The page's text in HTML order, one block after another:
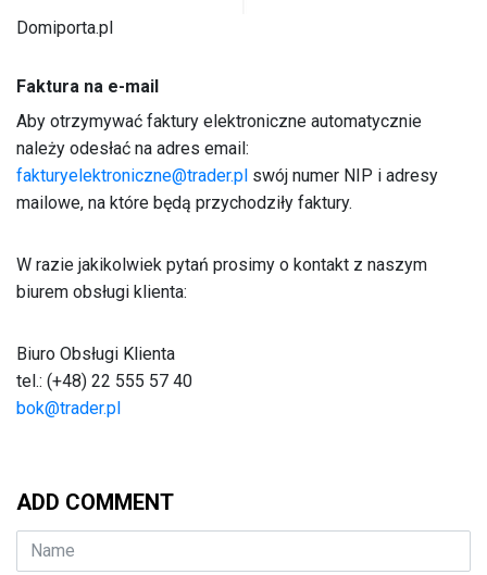
Domiporta.pl
Faktura na e-mail
Aby otrzymywać faktury elektroniczne automatycznie
należy odesłać na adres email:
fakturyelektroniczne@trader.pl swój numer NIP i adresy
mailowe, na które będą przychodziły faktury.
W razie jakikolwiek pytań prosimy o kontakt z naszym
biurem obsługi klienta:
Biuro Obsługi Klienta
tel.: (+48) 22 555 57 40
bok@trader.pl
ADD COMMENT